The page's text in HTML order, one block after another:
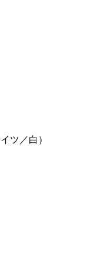
／白）